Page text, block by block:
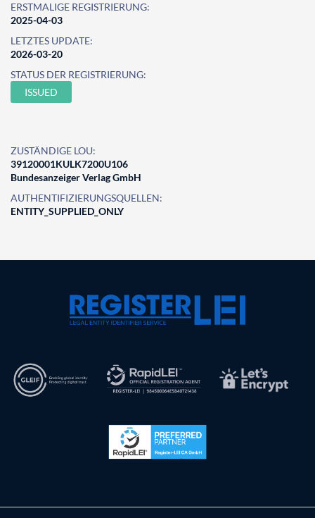
ERSTMALIGE REGISTRIERUNG:
2025-04-03
LETZTES UPDATE:
2026-03-20
STATUS DER REGISTRIERUNG:
ISSUED
ZUSTÄNDIGE LOU:
39120001KULK7200U106
Bundesanzeiger Verlag GmbH
AUTHENTIFIZIERUNGSQUELLEN:
ENTITY_SUPPLIED_ONLY